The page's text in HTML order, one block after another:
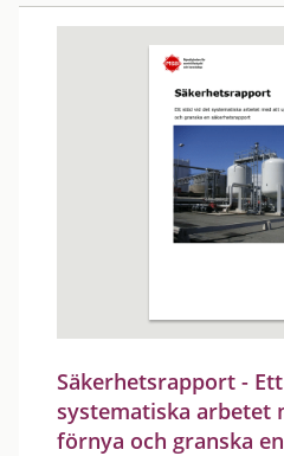
Säkerhetsrapport -
systematiska arbetet
förnya och granska